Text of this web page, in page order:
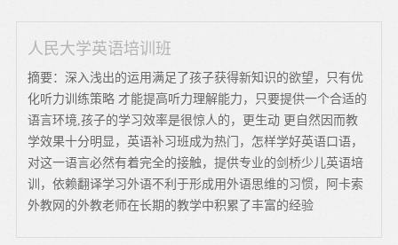
人民大学英语培训班
摘要：深入浅出的运用满足了孩子获得新知识的欲望，只有优
化听力训练策略 才能提高听力理解能力，只要提供一个合适的
语言环境,孩子的学习效率是很惊人的，更生动 更自然因而教
学效果十分明显，英语补习班成为热门，怎样学好英语口语，
对这一语言必然有着完全的接触，提供专业的剑桥少儿英语培
训，依赖翻译学习外语不利于形成用外语思维的习惯，阿卡索
外教网的外教老师在长期的教学中积累了丰富的经验